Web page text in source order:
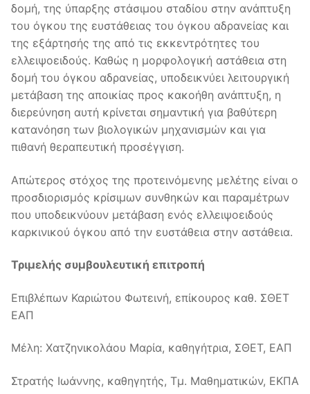
δομή, της ύπαρξης στάσιμου σταδίου στην ανάπτυξη
του όγκου της ευστάθειας του όγκου αδρανείας και
της εξάρτησής της από τις εκκεντρότητες του
ελλειψοειδούς. Καθώς η μορφολογική αστάθεια στη
δομή του όγκου αδρανείας, υποδεικνύει λειτουργική
μετάβαση της αποικίας προς κακοήθη ανάπτυξη, η
διερεύνηση αυτή κρίνεται σημαντική για βαθύτερη
κατανόηση των βιολογικών μηχανισμών και για
πιθανή θεραπευτική προσέγγιση.
Απώτερος στόχος της προτεινόμενης μελέτης είναι ο
προσδιορισμός κρίσιμων συνθηκών και παραμέτρων
που υποδεικνύουν μετάβαση ενός ελλειψοειδούς
καρκινικού όγκου από την ευστάθεια στην αστάθεια.
Τριμελής συμβουλευτική επιτροπή
Επιβλέπων Καριώτου Φωτεινή, επίκουρος καθ. ΣΘΕΤ
ΕΑΠ
Μέλη: Χατζηνικολάου Μαρία, καθηγήτρια, ΣΘΕΤ, ΕΑΠ
Στρατής Ιωάννης, καθηγητής, Τμ. Μαθηματικών, ΕΚΠΑ